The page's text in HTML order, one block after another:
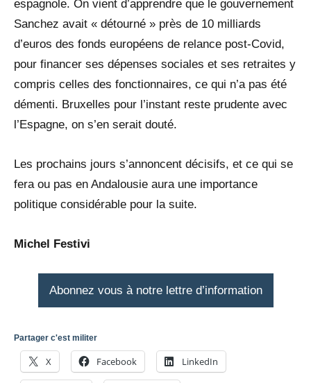
espagnole. On vient d’apprendre que le gouvernement
Sanchez avait « détourné » près de 10 milliards
d’euros des fonds européens de relance post-Covid,
pour financer ses dépenses sociales et ses retraites y
compris celles des fonctionnaires, ce qui n’a pas été
démenti. Bruxelles pour l’instant reste prudente avec
l’Espagne, on s’en serait douté.
Les prochains jours s’annoncent décisifs, et ce qui se
fera ou pas en Andalousie aura une importance
politique considérable pour la suite.
Michel Festivi
Abonnez vous à notre lettre d’information
Partager c'est militer
X Facebook LinkedIn